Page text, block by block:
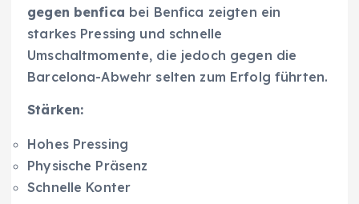
gegen benfica bei Benfica zeigten ein
starkes Pressing und schnelle
Umschaltmomente, die jedoch gegen die
Barcelona-Abwehr selten zum Erfolg führten.
Stärken:
Hohes Pressing
Physische Präsenz
Schnelle Konter